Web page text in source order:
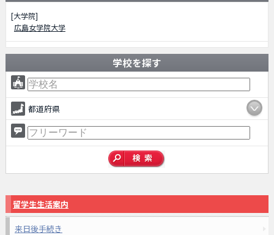
[大学院]
広島女学院大学
学校を探す
都道府県
留学生生活案内
来日後手続き